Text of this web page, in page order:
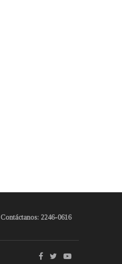
Contáctanos: 2246-0616